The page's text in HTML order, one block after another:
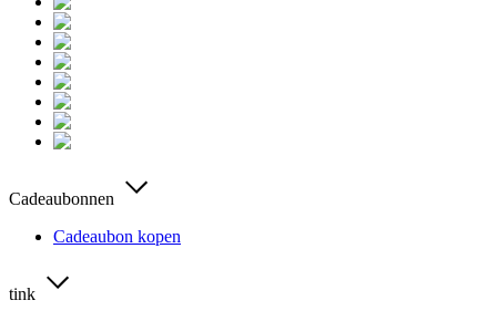
Cadeaubonnen
Cadeaubon kopen
tink